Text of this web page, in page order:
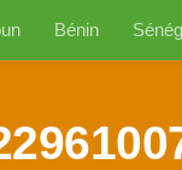
Bénin